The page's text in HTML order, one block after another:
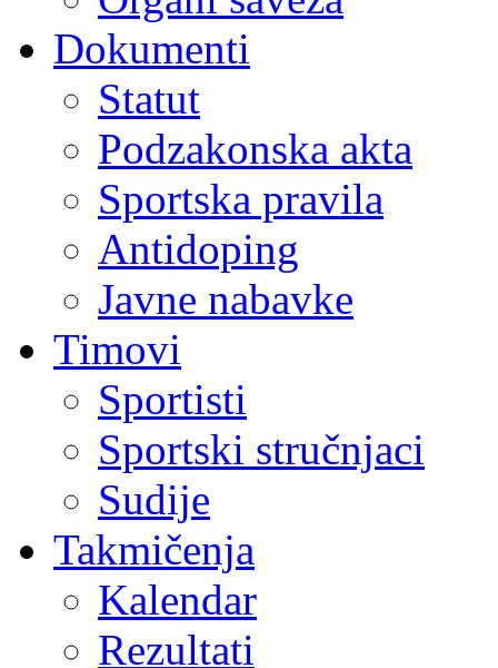
Dokumenti
Statut
Podzakonska akta
Sportska pravila
Antidoping
Javne nabavke
Timovi
Sportisti
Sportski stručnjaci
Sudije
Takmičenja
Kalendar
Rezultati